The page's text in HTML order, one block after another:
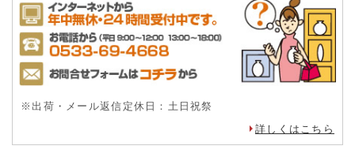
※出荷・メール返信定休日：土日祝祭
詳しくはこちら